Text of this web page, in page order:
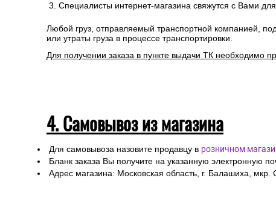
Специалисты интернет-магазина свяжутся с Вами
Любой груз, отправляемый транспортной компанией,
или утраты груза в процессе транспортировки.
Для получении заказа в пункте выдачи ТК необходимо
4. Самовывоз из магазина
Для самовывоза назовите продавцу в розничном
Бланк заказа Вы получите на указанную электронную
Адрес магазина: Московская область, г. Балашиха,